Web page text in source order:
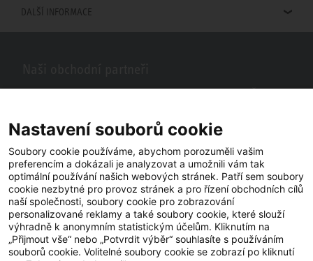
DALŠÍ INFORMACE
se vám naši partneři ve vašem okolí.
Nastavení souborů cookie
Soubory cookie používáme, abychom porozuměli vašim
preferencím a dokázali je analyzovat a umožnili vám tak
optimální používání našich webových stránek. Patří sem soubory
cookie nezbytné pro provoz stránek a pro řízení obchodních cílů
naší společnosti, soubory cookie pro zobrazování
personalizované reklamy a také soubory cookie, které slouží
výhradně k anonymním statistickým účelům. Kliknutím na
„Přijmout vše“ nebo „Potvrdit výběr“ souhlasíte s používáním
souborů cookie. Volitelné soubory cookie se zobrazí po kliknutí